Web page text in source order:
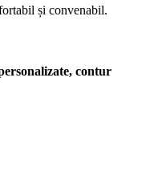
și convenabil.
contur